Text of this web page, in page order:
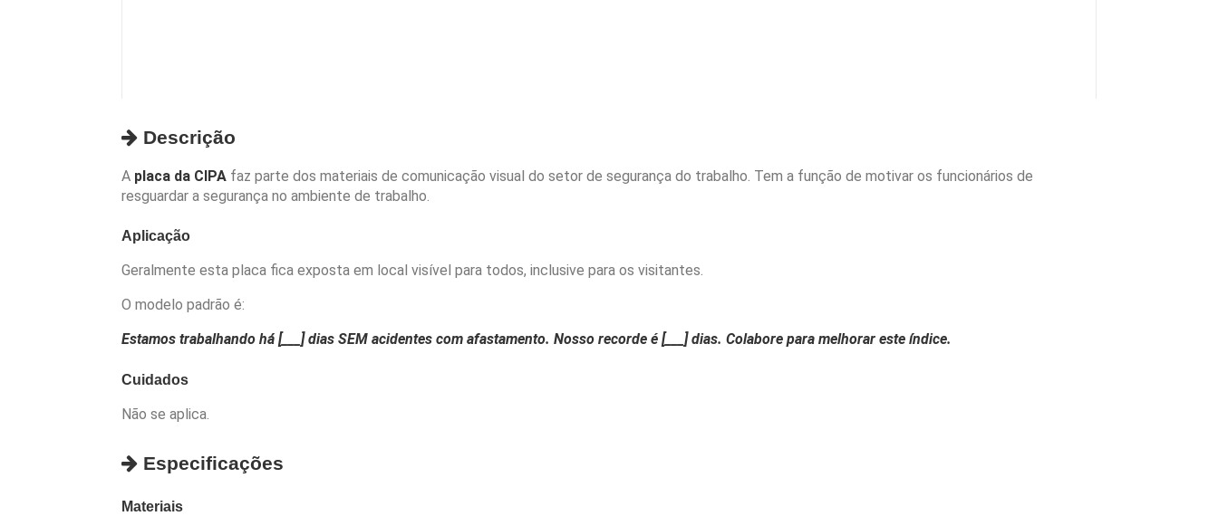
Descrição
A placa da CIPA faz parte dos materiais de comunicação visual do setor de segurança do trabalho. Tem a função de motivar os funcionários de
resguardar a segurança no ambiente de trabalho.
Aplicação
Geralmente esta placa fica exposta em local visível para todos, inclusive para os visitantes.
O modelo padrão é:
Estamos trabalhando há [___] dias SEM acidentes com afastamento. Nosso recorde é [___] dias. Colabore para melhorar este índice.
Cuidados
Não se aplica.
Especificações
Materiais